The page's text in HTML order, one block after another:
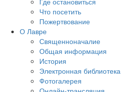
Что посетить
Пожертвование
О Лавре
Священноначалие
Общая информация
История
Электронная библиотека
Фотогалерея